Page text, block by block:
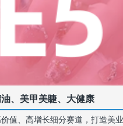
、美甲美睫、大健康
值、高增长细分赛道，打造美